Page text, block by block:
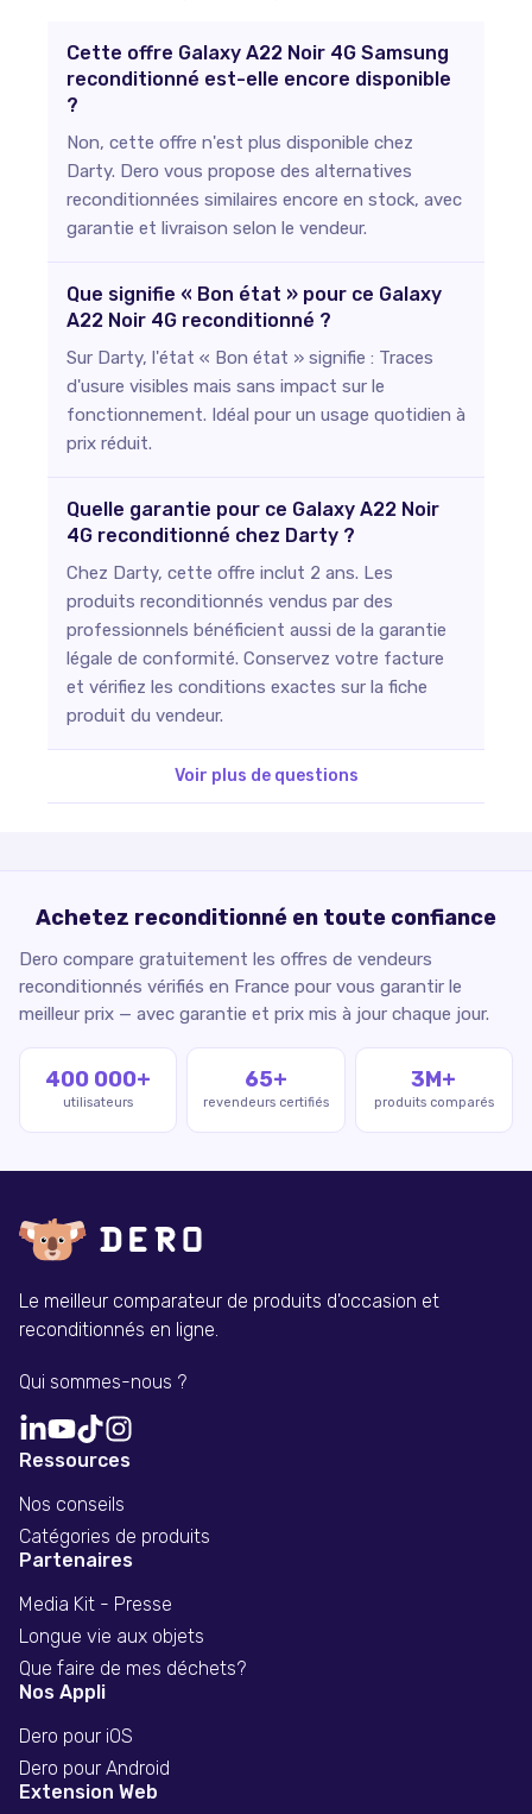
Cette offre Galaxy A22 Noir 4G Samsung
reconditionné est-elle encore disponible
?
Non, cette offre n'est plus disponible chez
Darty. Dero vous propose des alternatives
reconditionnées similaires encore en stock, avec
garantie et livraison selon le vendeur.
Que signifie « Bon état » pour ce Galaxy
A22 Noir 4G reconditionné ?
Sur Darty, l'état « Bon état » signifie : Traces
d'usure visibles mais sans impact sur le
fonctionnement. Idéal pour un usage quotidien à
prix réduit.
Quelle garantie pour ce Galaxy A22 Noir
4G reconditionné chez Darty ?
Chez Darty, cette offre inclut 2 ans. Les
produits reconditionnés vendus par des
professionnels bénéficient aussi de la garantie
légale de conformité. Conservez votre facture
et vérifiez les conditions exactes sur la fiche
produit du vendeur.
Voir plus de questions
Achetez reconditionné en toute confiance
Dero compare gratuitement les offres de vendeurs
reconditionnés vérifiés en France pour vous garantir le
meilleur prix — avec garantie et prix mis à jour chaque jour.
400 000+
utilisateurs
65+
revendeurs certifiés
3M+
produits comparés
Le meilleur comparateur de produits d'occasion et
reconditionnés en ligne.
Qui sommes-nous ?
Ressources
Nos conseils
Catégories de produits
Partenaires
Media Kit - Presse
Longue vie aux objets
Que faire de mes déchets?
Nos Appli
Dero pour iOS
Dero pour Android
Extension Web